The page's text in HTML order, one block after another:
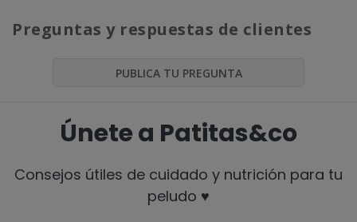
Preguntas y respuestas de clientes
PUBLICA TU PREGUNTA
Únete a Patitas&co
Consejos útiles de cuidado y nutrición para tu
peludo ♥️